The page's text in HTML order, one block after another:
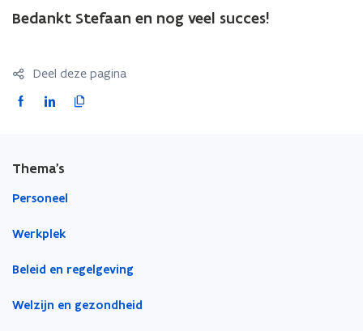
Bedankt Stefaan en nog veel succes!
Deel deze pagina
F
b
o
k
p
n
L
e
d
n
p
n
K
n
n
Thema's
Personeel
Werkplek
Beleid en regelgeving
Welzijn en gezondheid